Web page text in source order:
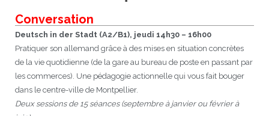
Lieux
Catégories
Pourquoi apprendre l’allemand
Cours d’allemand
Cours pour adultes
Niveaux de base
Cours enfants / ados
L’allemand dans le scolaire
Infos profs d’allemand
NOS SERVICES
Bibliothèque
Dernières acquisitions
Cercle de lecture
Deutsch-französische Corona-Chroniken
écolotude
HEIDELBERG & NOUS
Visite en photos
Notre équipe
PARTENAIRES
Partenaires institutionnels
JEU
Conversation
Deutsch in der Stadt (A2/B1), jeudi 14h30 – 16h00
Pratiquer son allemand grâce à des mises en situation concrètes
de la vie quotidienne (de la gare au bureau de poste en passant par
les commerces). Une pédagogie actionnelle qui vous fait bouger
dans le centre-ville de Montpellier.
Deux sessions de 15 séances (septembre à janvier ou février à